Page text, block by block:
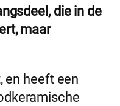
die in de
maar
en heeft een